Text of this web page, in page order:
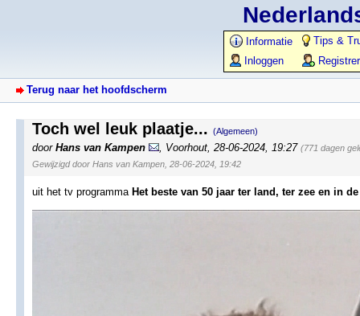
Informatie
Tips &
Inloggen
Terug naar het hoofdscherm
Toch wel leuk plaatje... (Algemeen)
door Hans van Kampen Voorhout 28-06-2024, 19:27 (771 dagen
Gewijzigd door Hans van Kampen, 28-06-2024, 19:42
uit het tv programma Het beste van 50 jaar ter land, ter zee en in